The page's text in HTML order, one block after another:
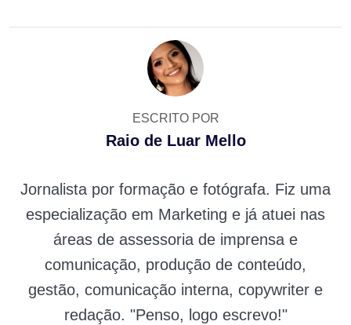
ESCRITO POR
Raio de Luar Mello
Jornalista por formação e fotógrafa. Fiz uma
especialização em Marketing e já atuei nas
áreas de assessoria de imprensa e
comunicação, produção de conteúdo,
gestão, comunicação interna, copywriter e
redação. "Penso, logo escrevo!"